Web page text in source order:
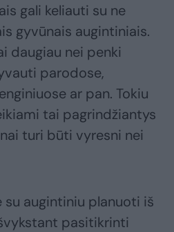
gali keliauti su ne
gyvūnais augintiniais.
daugiau nei penki
parodose,
ar pan. Tokiu
tai pagrindžiantys
turi būti vyresni nei
su augintiniu planuoti iš
pasitikrinti